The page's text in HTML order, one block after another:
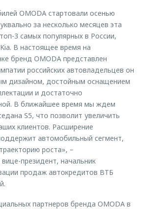
OMODA стартовали осенью
за несколько месяцев эта
3 самых популярных в России,
В настоящее время на
бренд OMODA представлен
российских автовладельцев он
дизайном, достойным оснащением
и достаточно
В ближайшее время мы ждем
S5, что позволит увеличить
клиентов. Расширение
автомобильный сегмент,
роста», –
президент, начальник
продаж автокредитов ВТБ
партнеров бренда OMODA в